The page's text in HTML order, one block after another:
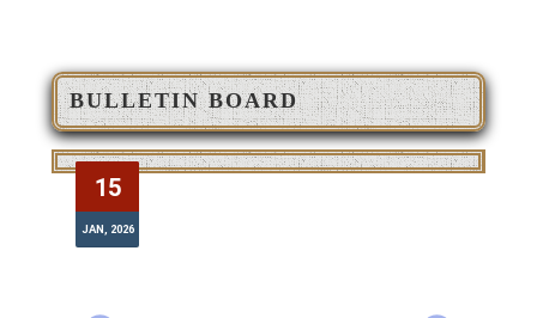
BULLETIN BOARD
15
15
JAN, 2026
ОЗМУНИ ҒАЙРИНАВБАТӢ